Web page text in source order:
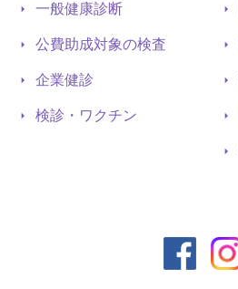
一般健康診断
公費助成対象の検査
企業健診
検診・ワクチン